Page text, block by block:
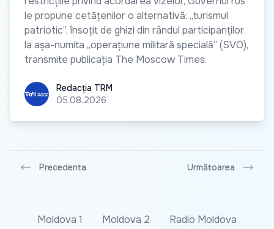
le propune cetățenilor o alternativă: „turismul
patriotic”, însoțit de ghizi din rândul participanților
la așa-numita „operațiune militară specială” (SVO),
transmite publicația The Moscow Times.
Redacția TRM
Redacția TRM
05.08.2026
Precedenta Următoarea
Moldova 1 Moldova 2
Radio Moldova